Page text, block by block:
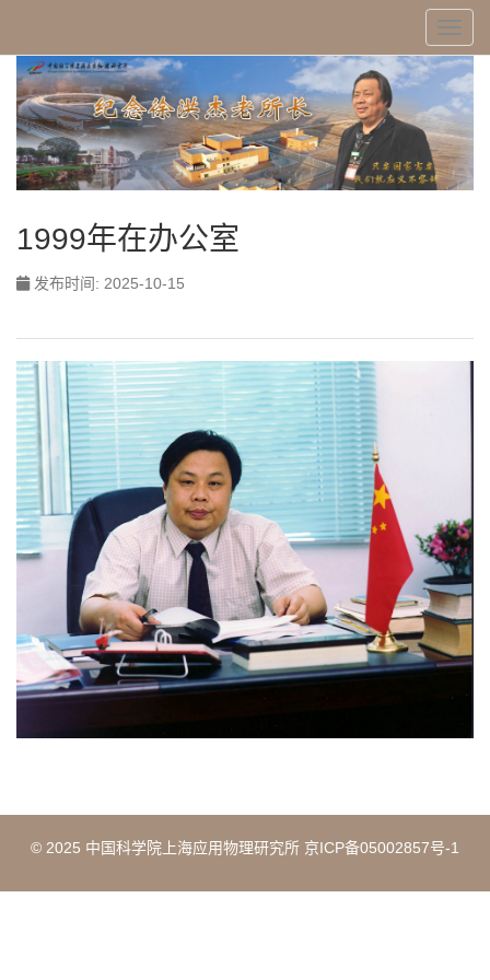
1999年在办公室
发布时间: 2025-10-15
© 2025 中国科学院上海应用物理研究所 京ICP备05002857号-1